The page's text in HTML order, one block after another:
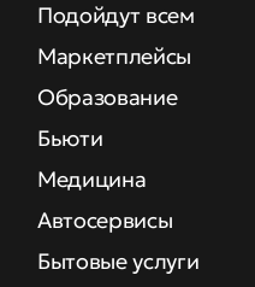
Подойдут всем
Маркетплейсы
Образование
Бьюти
Медицина
Автосервисы
Бытовые услуги